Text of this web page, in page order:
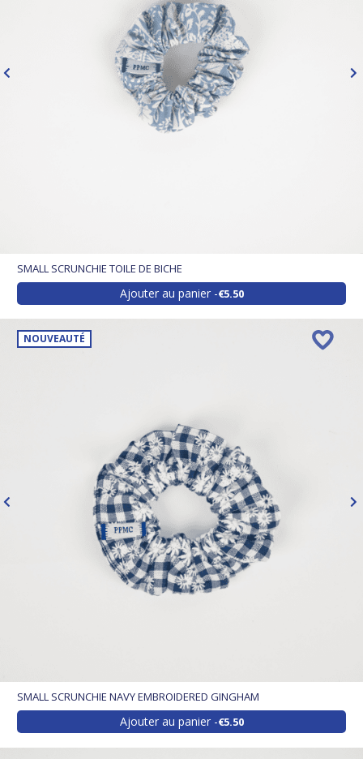
SMALL SCRUNCHIE TOILE DE BICHE
Ajouter au panier €5.50
NOUVEAUTÉ
SMALL SCRUNCHIE NAVY EMBROIDERED GINGHAM
Ajouter au panier €5.50